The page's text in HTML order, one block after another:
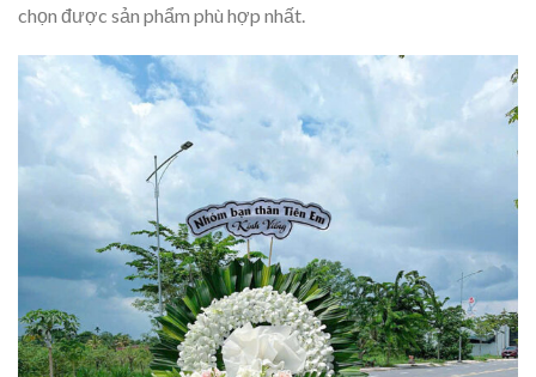
chọn được sản phẩm phù hợp nhất.